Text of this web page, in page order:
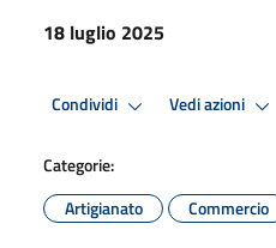
18 luglio 2025
Condividi Vedi azioni
Categorie:
Artigianato
Commercio